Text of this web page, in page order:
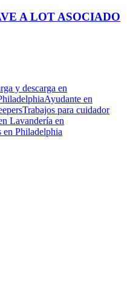
A LOT ASOCIADO
y descarga en
Ayudante en
Trabajos para cuidador
Lavandería en
en Philadelphia